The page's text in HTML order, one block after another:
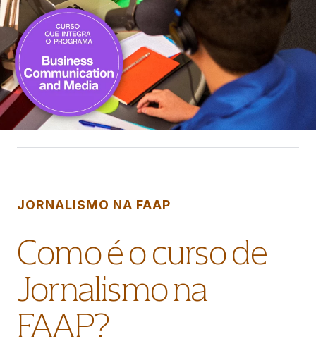
JORNALISMO NA FAAP
Como é o curso de
Jornalismo na
FAAP?